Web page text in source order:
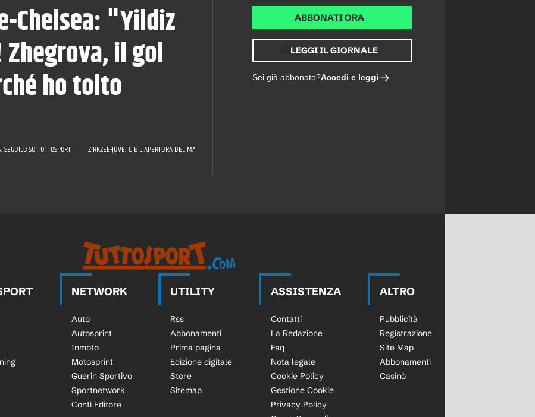
Chelsea: "Yildiz
il gol
ho tolto
SU TUTTOSPORT ZIRKZEE-JUVE: C'È L'APERTURA DEL MANCHESTER UNITED! LA FORMULA E LE ULTIME SULLA TRATTATIVA
ABBONATI ORA
LEGGI IL GIORNALE
Sei già abbonato?Accedi e leggi
NETWORK
Auto
Autosprint
Inmoto
Motosprint
Guerin Sportivo
Sportnetwork
Conti Editore
UTILITY
Rss
Abbonamenti
Prima pagina
Edizione digitale
Store
Sitemap
ASSISTENZA
Contatti
La Redazione
Faq
Nota legale
Cookie Policy
Gestione Cookie
Privacy Policy
ALTRO
Pubblicità
Registrazione
Site Map
Abbonamenti
Casinò